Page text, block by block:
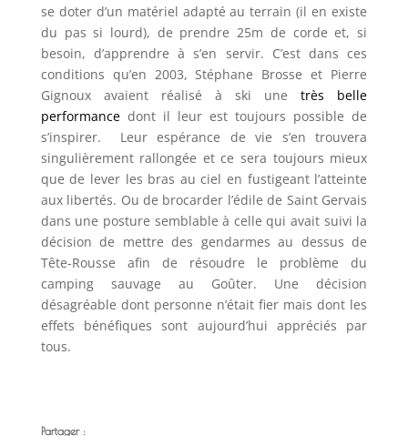
se doter d’un matériel adapté au terrain (il en existe
du pas si lourd), de prendre 25m de corde et, si
besoin, d’apprendre à s’en servir. C’est dans ces
conditions qu’en 2003, Stéphane Brosse et Pierre
Gignoux avaient réalisé à ski unetrès belle
performancedont il leur est toujours possible de
s’inspirer. Leur espérance de vie s’en trouvera
singulièrement rallongée et ce sera toujours mieux
que de lever les bras au ciel en fustigeant l’atteinte
aux libertés. Ou de brocarder l’édile de Saint Gervais
dans une posture semblable à celle qui avait suivi la
décision de mettre des gendarmes au dessus de
Tête-Rousse afin de résoudre le problème du
camping sauvage au Goûter. Une décision
désagréable dont personne n’était fier mais dont les
effets bénéfiques sont aujourd’hui appréciés par
tous.
Partager :